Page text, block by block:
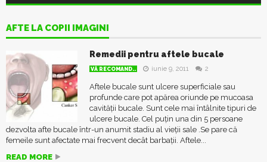
AFTE LA COPII IMAGINI
Remedii pentru aftele bucale
VĂ RECOMAND.. iunie 9, 2011 2
Aftele bucale sunt ulcere superficiale sau
profunde care pot apărea oriunde pe mucoasa
cavității bucale. Sunt cele mai întâlnite tipuri de
ulcere bucale. Cel puțin una din 5 persoane
dezvolta afte bucale într-un anumit stadiu al vieții sale .Se pare că
femeile sunt afectate mai frecvent decât barbații. Aftele...
READ MORE